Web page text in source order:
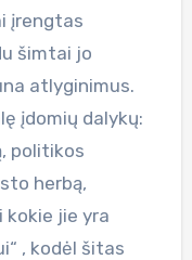
įrengtas
šimtai jo
atlyginimus.
įdomių dalykų:
politikos
herbą,
jie yra
, kodėl šitas